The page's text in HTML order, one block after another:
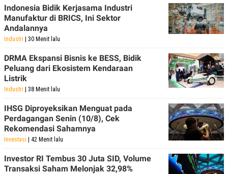
Indonesia Bidik Kerjasama Industri
Manufaktur di BRICS, Ini Sektor
Andalannya
Industri | 30 Menit lalu
DRMA Ekspansi Bisnis ke BESS, Bidik
Peluang dari Ekosistem Kendaraan
Listrik
Industri | 38 Menit lalu
IHSG Diproyeksikan Menguat pada
Perdagangan Senin (10/8), Cek
Rekomendasi Sahamnya
Investasi | 42 Menit lalu
Investor RI Tembus 30 Juta SID, Volume
Transaksi Saham Melonjak 32,98%